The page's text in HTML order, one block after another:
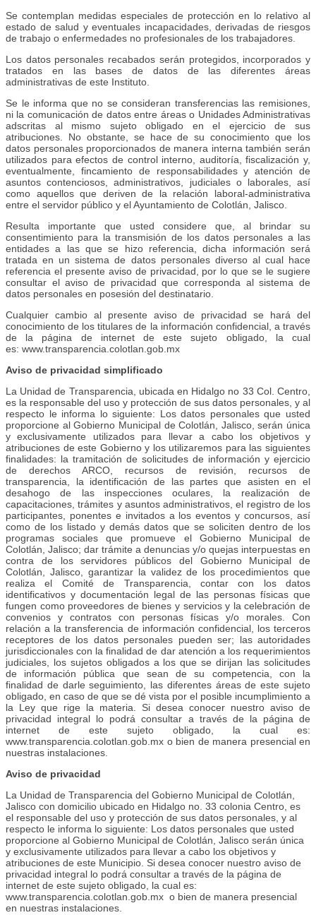
Se contemplan medidas especiales de protección en lo relativo al
estado de salud y eventuales incapacidades, derivadas de riesgos
de trabajo o enfermedades no profesionales de los trabajadores.
Los datos personales recabados serán protegidos, incorporados y
tratados en las bases de datos de las diferentes áreas
administrativas de este Instituto.
Se le informa que no se consideran transferencias las remisiones,
ni la comunicación de datos entre áreas o Unidades Administrativas
adscritas al mismo sujeto obligado en el ejercicio de sus
atribuciones. No obstante, se hace de su conocimiento que los
datos personales proporcionados de manera interna también serán
utilizados para efectos de control interno, auditoría, fiscalización y,
eventualmente, fincamiento de responsabilidades y atención de
asuntos contenciosos, administrativos, judiciales o laborales, así
como aquellos que deriven de la relación laboral-administrativa
entre el servidor público y el Ayuntamiento de Colotlán, Jalisco.
Resulta importante que usted considere que, al brindar su
consentimiento para la transmisión de los datos personales a las
entidades a las que se hizo referencia, dicha información será
tratada en un sistema de datos personales diverso al cual hace
referencia el presente aviso de privacidad, por lo que se le sugiere
consultar el aviso de privacidad que corresponda al sistema de
datos personales en posesión del destinatario.
Cualquier cambio al presente aviso de privacidad se hará del
conocimiento de los titulares de la información confidencial, a través
de la página de internet de este sujeto obligado, la cual
es: www.transparencia.colotlan.gob.mx
Aviso de privacidad simplificado
La Unidad de Transparencia, ubicada en Hidalgo no 33 Col. Centro,
es la responsable del uso y protección de sus datos personales, y al
respecto le informa lo siguiente: Los datos personales que usted
proporcione al Gobierno Municipal de Colotlán, Jalisco, serán única
y exclusivamente utilizados para llevar a cabo los objetivos y
atribuciones de este Gobierno y los utilizaremos para las siguientes
finalidades: la tramitación de solicitudes de información y ejercicio
de derechos ARCO, recursos de revisión, recursos de
transparencia, la identificación de las partes que asisten en el
desahogo de las inspecciones oculares, la realización de
capacitaciones, trámites y asuntos administrativos, el registro de los
participantes, ponentes e invitados a los eventos y concursos, así
como de los listado y demás datos que se soliciten dentro de los
programas sociales que promueve el Gobierno Municipal de
Colotlán, Jalisco; dar trámite a denuncias y/o quejas interpuestas en
contra de los servidores públicos del Gobierno Municipal de
Colotlán, Jalisco, garantizar la validez de los procedimientos que
realiza el Comité de Transparencia, contar con los datos
identificativos y documentación legal de las personas físicas que
fungen como proveedores de bienes y servicios y la celebración de
convenios y contratos con personas físicas y/o morales. Con
relación a la transferencia de información confidencial, los terceros
receptores de los datos personales pueden ser; las autoridades
jurisdiccionales con la finalidad de dar atención a los requerimientos
judiciales, los sujetos obligados a los que se dirijan las solicitudes
de información pública que sean de su competencia, con la
finalidad de darle seguimiento, las diferentes áreas de este sujeto
obligado, en caso de que se dé vista por el posible incumplimiento a
la Ley que rige la materia. Si desea conocer nuestro aviso de
privacidad integral lo podrá consultar a través de la página de
internet de este sujeto obligado, la cual es:
www.transparencia.colotlan.gob.mx o bien de manera presencial en
nuestras instalaciones.
Aviso de privacidad
La Unidad de Transparencia del Gobierno Municipal de Colotlán,
Jalisco con domicilio ubicado en Hidalgo no. 33 colonia Centro, es
el responsable del uso y protección de sus datos personales, y al
respecto le informa lo siguiente: Los datos personales que usted
proporcione al Gobierno Municipal de Colotlán, Jalisco serán única
y exclusivamente utilizados para llevar a cabo los objetivos y
atribuciones de este Municipio. Si desea conocer nuestro aviso de
privacidad integral lo podrá consultar a través de la página de
internet de este sujeto obligado, la cual es:
www.transparencia.colotlan.gob.mx o bien de manera presencial
en nuestras instalaciones.